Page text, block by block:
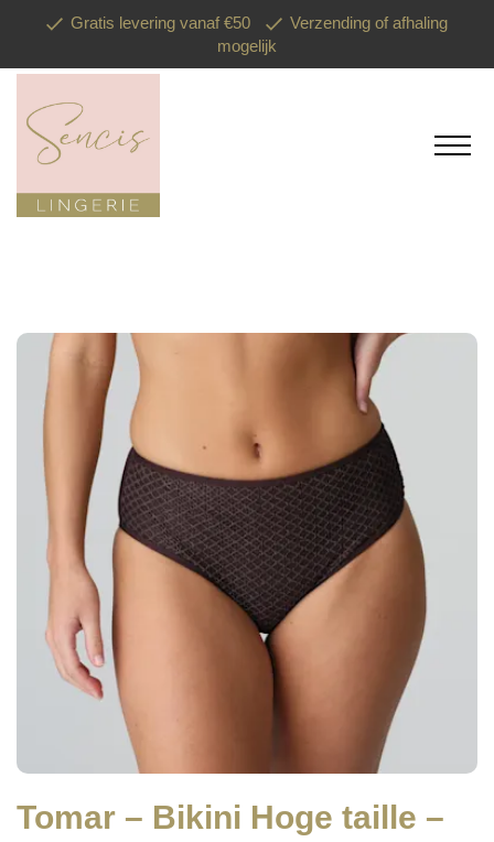
Gratis levering vanaf €50
Verzending of afhaling
mogelijk
Tomar – Bikini Hoge taille –